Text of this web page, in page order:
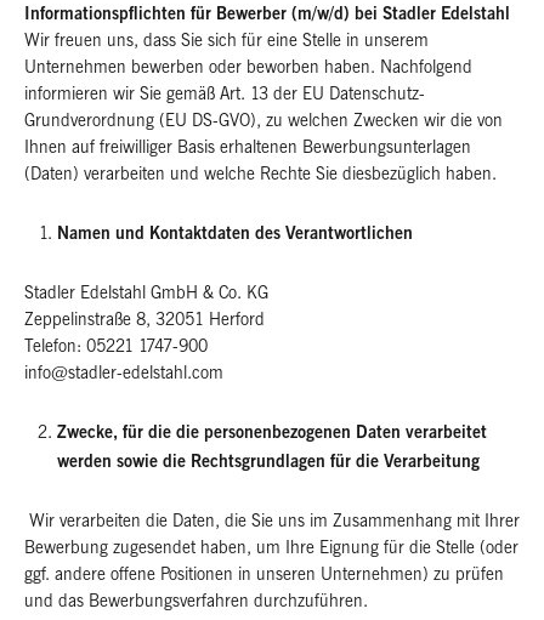
Informationspflichten für Bewerber (m/w/d) bei Stadler Edelstahl
Wir freuen uns, dass Sie sich für eine Stelle in unserem
Unternehmen bewerben oder beworben haben. Nachfolgend
informieren wir Sie gemäß Art. 13 der EU Datenschutz-
Grundverordnung (EU DS-GVO), zu welchen Zwecken wir die von
Ihnen auf freiwilliger Basis erhaltenen Bewerbungsunterlagen
(Daten) verarbeiten und welche Rechte Sie diesbezüglich haben.
Namen und Kontaktdaten des Verantwortlichen
Stadler Edelstahl GmbH & Co. KG
Zeppelinstraße 8, 32051 Herford
Telefon: 05221 1747-900
info@stadler-edelstahl.com
Zwecke, für die die personenbezogenen Daten verarbeitet
werden sowie die Rechtsgrundlagen für die Verarbeitung
Wir verarbeiten die Daten, die Sie uns im Zusammenhang mit Ihrer
Bewerbung zugesendet haben, um Ihre Eignung für die Stelle (oder
ggf. andere offene Positionen in unseren Unternehmen) zu prüfen
und das Bewerbungsverfahren durchzuführen.